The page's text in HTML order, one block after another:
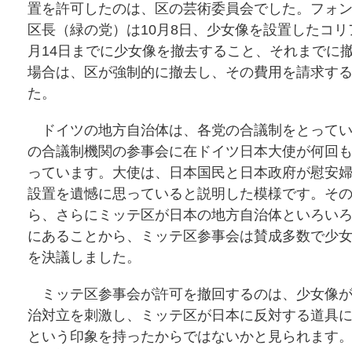
置を許可したのは、区の芸術委員会でした。フォ
区長（緑の党）は10月8日、少女像を設置したコ
月14日までに少女像を撤去すること、それまでに
場合は、区が強制的に撤去し、その費用を請求す
た。
ドイツの地方自治体は、各党の合議制をとって
の合議制機関の参事会に在ドイツ日本大使が何回
っています。大使は、日本国民と日本政府が慰安
設置を遺憾に思っていると説明した模様です。そ
ら、さらにミッテ区が日本の地方自治体といろい
にあることから、ミッテ区参事会は賛成多数で少
を決議しました。
ミッテ区参事会が許可を撤回するのは、少女像
治対立を刺激し、ミッテ区が日本に反対する道具
という印象を持ったからではないかと見られます